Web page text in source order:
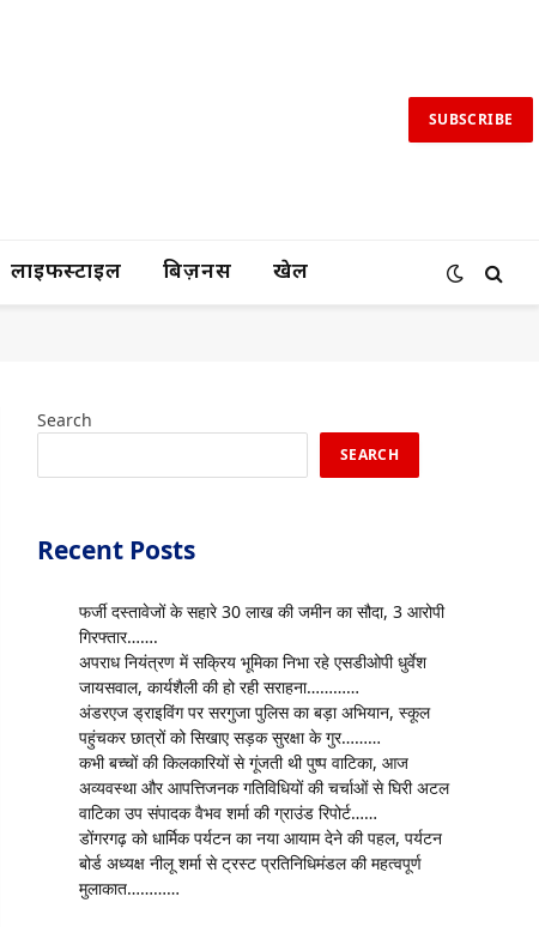
SUBSCRIBE
लाइफस्टाइल बिज़नस खेल
Search
SEARCH
Recent Posts
फर्जी दस्तावेजों के सहारे 30 लाख की जमीन का सौदा, 3 आरोपी
गिरफ्तार…….
अपराध नियंत्रण में सक्रिय भूमिका निभा रहे एसडीओपी धुर्वेश
जायसवाल, कार्यशैली की हो रही सराहना…………
अंडरएज ड्राइविंग पर सरगुजा पुलिस का बड़ा अभियान, स्कूल
पहुंचकर छात्रों को सिखाए सड़क सुरक्षा के गुर………
कभी बच्चों की किलकारियों से गूंजती थी पुष्प वाटिका, आज
अव्यवस्था और आपत्तिजनक गतिविधियों की चर्चाओं से घिरी अटल
वाटिका उप संपादक वैभव शर्मा की ग्राउंड रिपोर्ट……
डोंगरगढ़ को धार्मिक पर्यटन का नया आयाम देने की पहल, पर्यटन
बोर्ड अध्यक्ष नीलू शर्मा से ट्रस्ट प्रतिनिधिमंडल की महत्वपूर्ण
मुलाकात…………